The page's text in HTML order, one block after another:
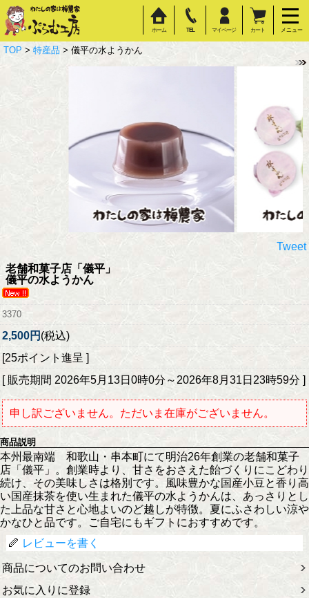
ホーム TEL マイページ カート メニュー
TOP > 特産品 > 儀平の水ようかん
Tweet
老舗和菓子店「儀平」
儀平の水ようかん
3370
2,500円 (税込)
[25ポイント進呈 ]
[ 販売期間 2026年5月13日0時0分～ 2026年8月31日23時59分 ]
申し訳ございません。ただいま在庫がございません。
商品説明
本州最南端 和歌山・串本町にて明治26年創業の老舗和菓子
店「儀平」。創業時より、甘さをおさえた飴づくりにこどわり
続け、その美味しさは格別です。風味豊かな国産小豆と香り高
い国産抹茶を使い生まれた儀平の水ようかんは、あっさりとし
た上品な甘さと心地よいのど越しが特徴。夏にふさわしい涼や
かなひと品です。ご自宅にもギフトにおすすめです。
レビューを書く
商品についてのお問い合わせ
お気に入りに登録